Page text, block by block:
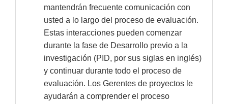
mantendrán frecuente comunicación con
usted a lo largo del proceso de evaluación.
Estas interacciones pueden comenzar
durante la fase de Desarrollo previo a la
investigación (PID, por sus siglas en inglés)
y continuar durante todo el proceso de
evaluación. Los Gerentes de proyectos le
ayudarán a comprender el proceso